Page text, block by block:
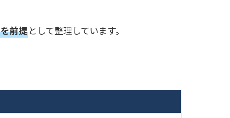
前提として整理しています。